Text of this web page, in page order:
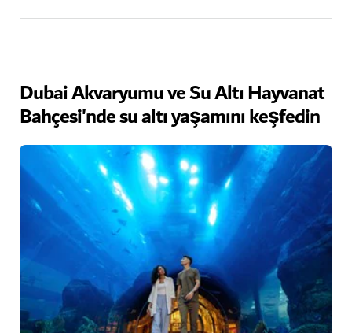
Dubai Akvaryumu ve Su Altı Hayvanat
Bahçesi'nde su altı yaşamını keşfedin